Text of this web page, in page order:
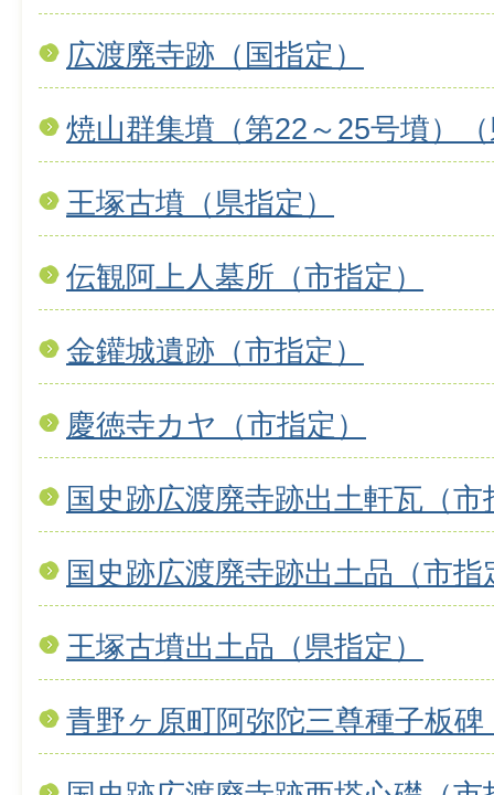
広渡廃寺跡（国指定）
焼山群集墳（第22～25号墳）
王塚古墳（県指定）
伝観阿上人墓所（市指定）
金鑵城遺跡（市指定）
慶徳寺カヤ（市指定）
国史跡広渡廃寺跡出土軒瓦（市
国史跡広渡廃寺跡出土品（市指
王塚古墳出土品（県指定）
青野ヶ原町阿弥陀三尊種子板碑